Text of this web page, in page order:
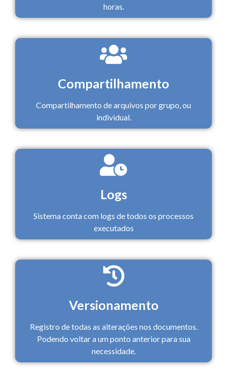
horas.
Compartilhamento
Compartilhamento de arquivos por grupo, ou
individual.
Logs
Sistema conta com logs de todos os processos
executados
Versionamento
Registro de todas as alterações nos documentos.
Podendo voltar a um ponto anterior para sua
necessidade.